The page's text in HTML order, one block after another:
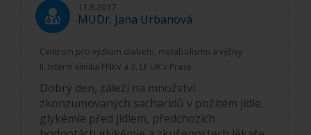
11.6.2017
MUDr. Jana Urbanová
Centrum pro výzkum diabetu, metabolismu a výživy
II. Interní klinika FNKV a 3. LF UK v Praze
Dobrý den, záleží na množství
zkonzumovaných sacharidů v požitém jídle,
glykémie před jídlem, předchozích